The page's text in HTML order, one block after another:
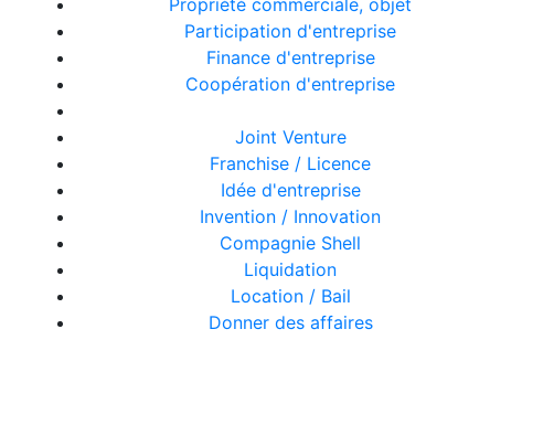
Propriété commerciale, objet
Participation d'entreprise
Finance d'entreprise
Coopération d'entreprise
Joint Venture
Franchise / Licence
Idée d'entreprise
Invention / Innovation
Compagnie Shell
Liquidation
Location / Bail
Donner des affaires